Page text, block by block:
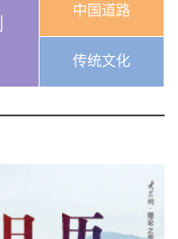
中国道路
传统文化